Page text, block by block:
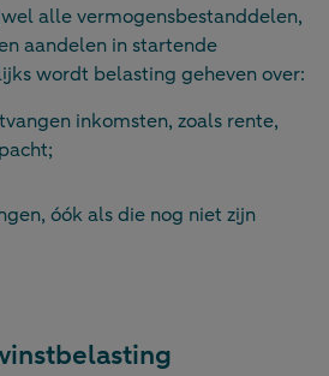
alle vermogensbestanddelen,
aandelen in startende
wordt belasting geheven over:
inkomsten, zoals rente,
óók als die nog niet zijn